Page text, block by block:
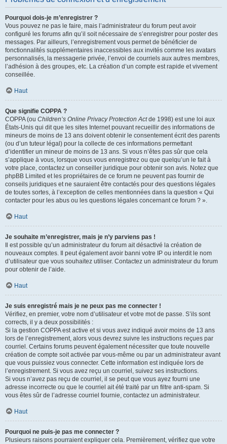
Pourquoi dois-je m’enregistrer ?
Vous pouvez ne pas le faire, mais l’administrateur du forum peut avoir
configuré les forums afin qu’il soit nécessaire de s’enregistrer pour poster des
messages. Par ailleurs, l’enregistrement vous permet de bénéficier de
fonctionnalités supplémentaires inaccessibles aux invités comme les avatars
personnalisés, la messagerie privée, l’envoi de courriels aux autres membres,
l’adhésion à des groupes, etc. La création d’un compte est rapide et vivement
conseillée.
Haut
Que signifie COPPA ?
COPPA (ou Children’s Online Privacy Protection Actde 1998) est une loi aux
États-Unis qui dit que les sites Internet pouvant recueillir des informations de
mineurs de moins de 13 ans doivent obtenir le consentement écrit des parents
(ou d’un tuteur légal) pour la collecte de ces informations permettant
d’identifier un mineur de moins de 13 ans. Si vous n’êtes pas sûr que cela
s’applique à vous, lorsque vous vous enregistrez ou que quelqu’un le fait à
votre place, contactez un conseiller juridique pour obtenir son avis. Notez que
phpBB Limited et les propriétaires de ce forum ne peuvent pas fournir de
conseils juridiques et ne sauraient être contactés pour des questions légales
de toutes sortes, à l’exception de celles mentionnées dans la question « Qui
contacter pour les abus ou les questions légales concernant ce forum ? ».
Haut
Je souhaite m’enregistrer, mais je n’y parviens pas !
Il est possible qu’un administrateur du forum ait désactivé la création de
nouveaux comptes. Il peut également avoir banni votre IP ou interdit le nom
d’utilisateur que vous souhaitez utiliser. Contactez un administrateur du forum
pour obtenir de l’aide.
Haut
Je suis enregistré mais je ne peux pas me connecter !
Vérifiez, en premier, votre nom d’utilisateur et votre mot de passe. S’ils sont
corrects, il y a deux possibilités :
Si la gestion COPPA est active et si vous avez indiqué avoir moins de 13 ans
lors de l’enregistrement, alors vous devrez suivre les instructions reçues par
courriel. Certains forums peuvent également nécessiter que toute nouvelle
création de compte soit activée par vous-même ou par un administrateur avant
que vous puissiez vous connecter. Cette information est indiquée lors de
l’enregistrement. Si vous avez reçu un courriel, suivez ses instructions.
Si vous n’avez pas reçu de courriel, il se peut que vous ayez fourni une
adresse incorrecte ou que le courriel ait été traité par un filtre anti-spam. Si
vous êtes sûr de l’adresse courriel fournie, contactez un administrateur.
Haut
Pourquoi ne puis-je pas me connecter ?
Plusieurs raisons pourraient expliquer cela. Premièrement, vérifiez que votre